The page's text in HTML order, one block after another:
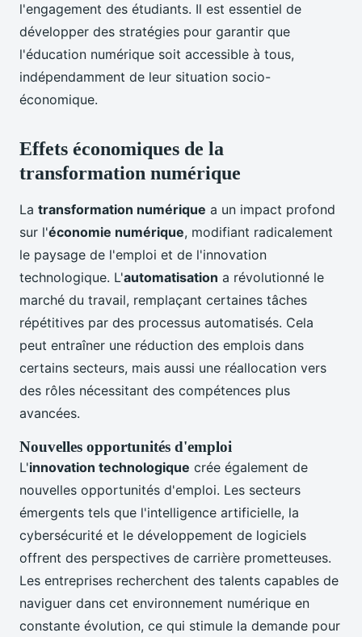
l'engagement des étudiants. Il est essentiel de
développer des stratégies pour garantir que
l'éducation numérique soit accessible à tous,
indépendamment de leur situation socio-
économique.
Effets économiques de la
transformation numérique
La transformation numérique a un impact profond
sur l'économie numérique, modifiant radicalement
le paysage de l'emploi et de l'innovation
technologique. L'automatisation a révolutionné le
marché du travail, remplaçant certaines tâches
répétitives par des processus automatisés. Cela
peut entraîner une réduction des emplois dans
certains secteurs, mais aussi une réallocation vers
des rôles nécessitant des compétences plus
avancées.
Nouvelles opportunités d'emploi
L'innovation technologique crée également de
nouvelles opportunités d'emploi. Les secteurs
émergents tels que l'intelligence artificielle, la
cybersécurité et le développement de logiciels
offrent des perspectives de carrière prometteuses.
Les entreprises recherchent des talents capables de
naviguer dans cet environnement numérique en
constante évolution, ce qui stimule la demande pour